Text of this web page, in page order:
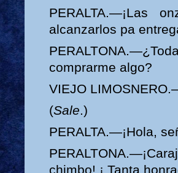
PERALTA.—¡Las
alcanzarlos pa
comprarme algo?
VIEJO
(Sale.)
PERALTA.—¡Hola,
chimbo! ¡ Tanta